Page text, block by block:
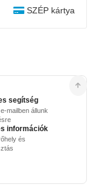
SZÉP kártya
segítség
mailben állunk
információk
és